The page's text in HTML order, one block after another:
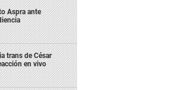
Aspra ante
trans de César
en vivo